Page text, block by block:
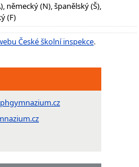
německý (N), španělský (Š),
(F)
České školní inspekce.